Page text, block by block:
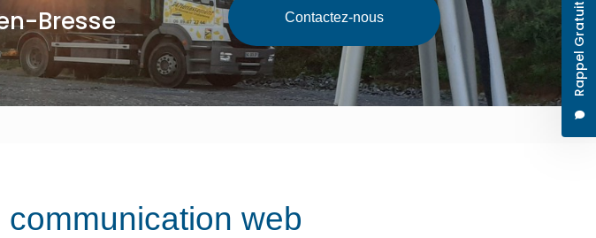
Rappel Gratuit
Bresse Contactez-nous
web